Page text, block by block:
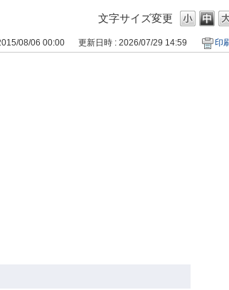
文字サイズ変更
08/06 00:00 更新日時 : 2026/07/29 14:59 印